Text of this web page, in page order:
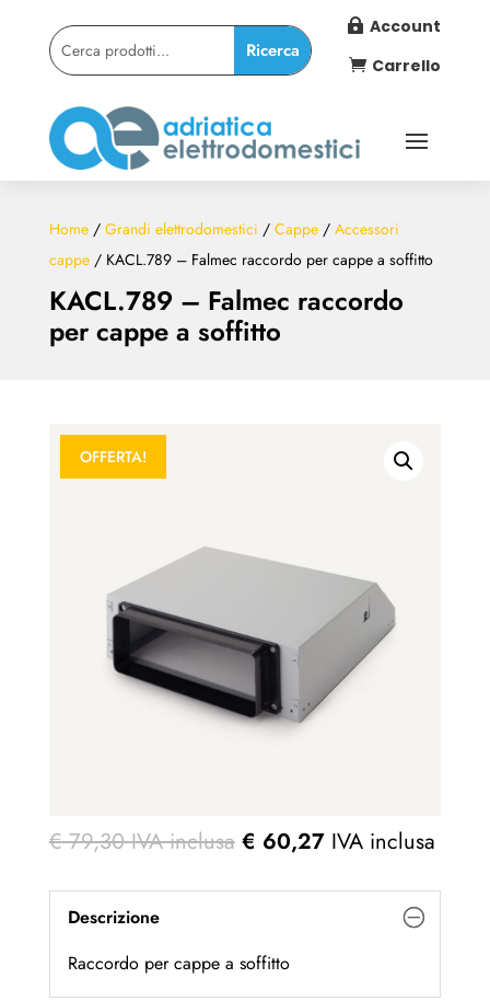
 Account
 Carrello
KACL.789 – Falmec raccordo
per cappe a soffitto
Home/ Grandi elettrodomestici / Cappe/ Accessori
cappe/ KACL.789 – Falmec raccordo per cappe a soffitto
OFFERTA!
€79,30 IVA inclusa € 60,27 IVA inclusa
Descrizione
Raccordo per cappe a soffitto